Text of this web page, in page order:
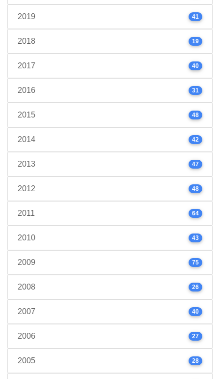
2019 41
2018 19
2017 40
2016 31
2015 48
2014 42
2013 47
2012 48
2011 64
2010 43
2009 75
2008 26
2007 40
2006 27
2005 28